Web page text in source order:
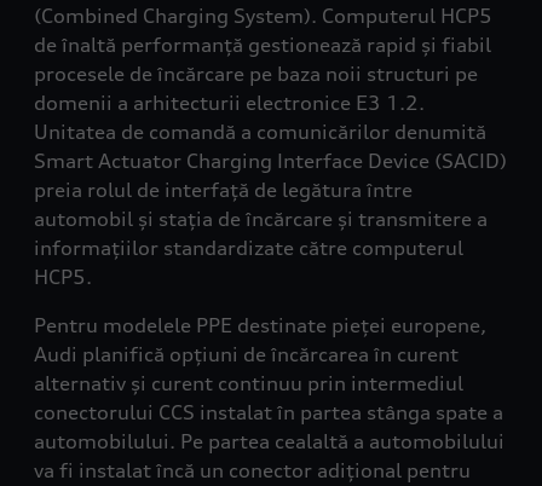
(Combined Charging System). Computerul HCP5
de înaltă performanță gestionează rapid și fiabil
procesele de încărcare pe baza noii structuri pe
domenii a arhitecturii electronice E3 1.2.
Unitatea de comandă a comunicărilor denumită
Smart Actuator Charging Interface Device (SACID)
preia rolul de interfață de legătura între
automobil și stația de încărcare și transmitere a
informațiilor standardizate către computerul
HCP5.
Pentru modelele PPE destinate pieței europene,
Audi planifică opțiuni de încărcarea în curent
alternativ și curent continuu prin intermediul
conectorului CCS instalat în partea stânga spate a
automobilului. Pe partea cealaltă a automobilului
va fi instalat încă un conector adițional pentru